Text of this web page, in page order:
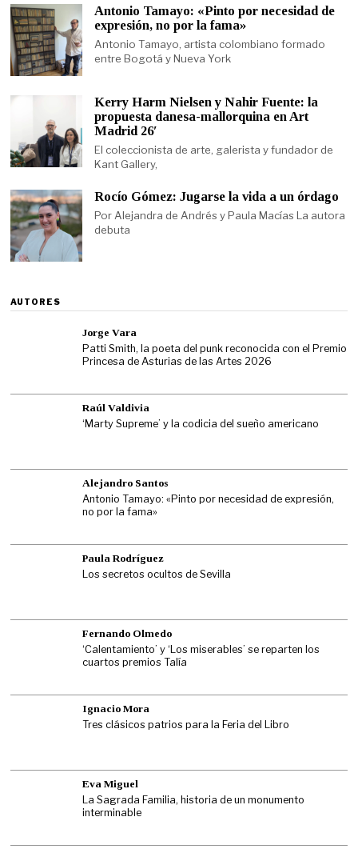
Antonio Tamayo: «Pinto por necesidad de
expresión, no por la fama»
Antonio Tamayo, artista colombiano formado
entre Bogotá y Nueva York
Kerry Harm Nielsen y Nahir Fuente: la
propuesta danesa-mallorquina en Art
Madrid 26′
El coleccionista de arte, galerista y fundador de
Kant Gallery,
Rocío Gómez: Jugarse la vida a un órdago
Por Alejandra de Andrés y Paula Macías La autora
debuta
AUTORES
Jorge Vara
Patti Smith, la poeta del punk reconocida con el Premio
Princesa de Asturias de las Artes 2026
Raúl Valdivia
‘Marty Supreme’ y la codicia del sueño americano
Alejandro Santos
Antonio Tamayo: «Pinto por necesidad de expresión,
no por la fama»
Paula Rodríguez
Los secretos ocultos de Sevilla
Fernando Olmedo
‘Calentamiento’ y ‘Los miserables’ se reparten los
cuartos premios Talía
Ignacio Mora
Tres clásicos patrios para la Feria del Libro
Eva Miguel
La Sagrada Familia, historia de un monumento
interminable